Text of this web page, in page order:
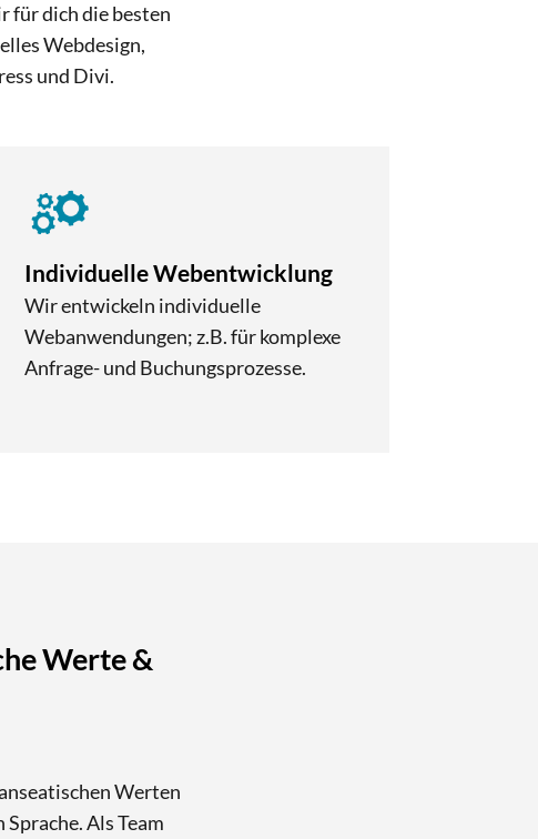
für dich die besten
Webdesign,
und Divi.
Individuelle Webentwicklung
Wir entwickeln individuelle
Webanwendungen; z.B. für komplexe
Anfrage- und Buchungsprozesse.
Werte &
Werten
Als Team